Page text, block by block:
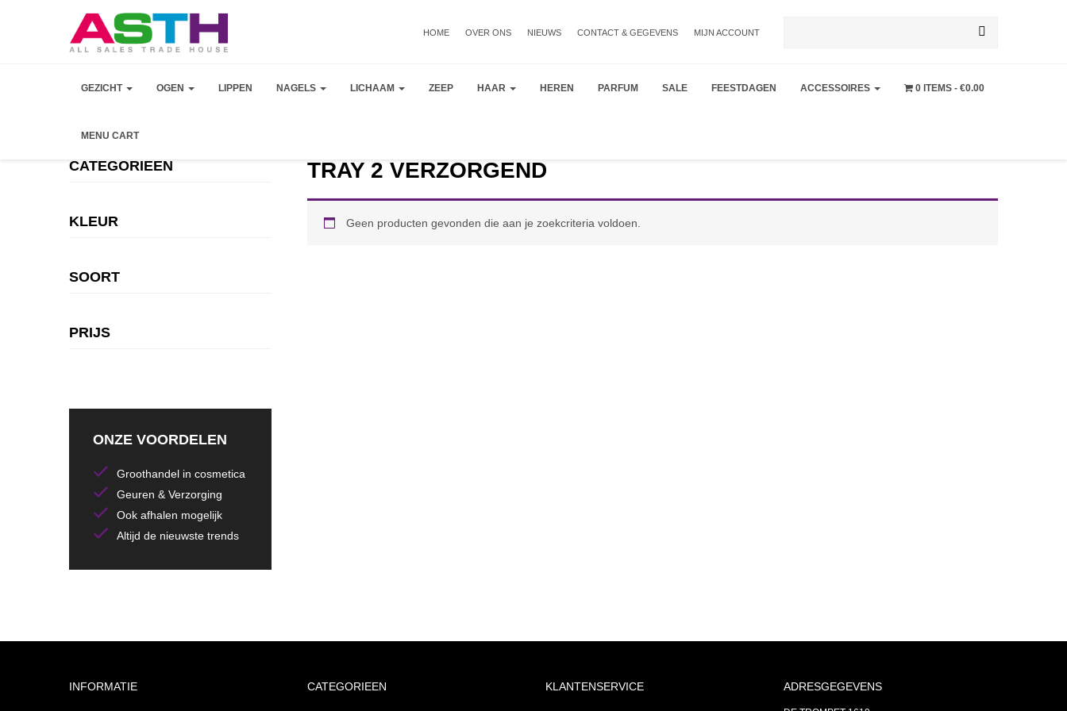
HOME OVER ONS NIEUWS CONTACT & GEGEVENS MIJN ACCOUNT
naar:
GEZICHT OGEN LIPPEN NAGELS LICHAAM ZEEP HAAR HEREN PARFUM SALE FEESTDAGEN ACCESSOIRES 0 ITEMS €0.00
MENU CART
CATEGORIEEN
KLEUR
SOORT
PRIJS
ONZE VOORDELEN
Groothandel in cosmetica
Geuren & Verzorging
Ook afhalen mogelijk
Altijd de nieuwste trends
TRAY 2 VERZORGEND
Geen producten gevonden die aan je zoekcriteria voldoen.
INFORMATIE CATEGORIEEN KLANTENSERVICE ADRESGEGEVENS